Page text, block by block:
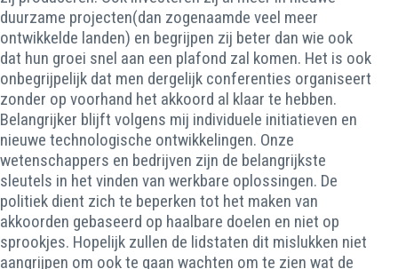
duurzame projecten(dan zogenaamde veel meer
ontwikkelde landen) en begrijpen zij beter dan wie ook
dat hun groei snel aan een plafond zal komen. Het is ook
onbegrijpelijk dat men dergelijk conferenties organiseert
zonder op voorhand het akkoord al klaar te hebben.
Belangrijker blijft volgens mij individuele initiatieven en
nieuwe technologische ontwikkelingen. Onze
wetenschappers en bedrijven zijn de belangrijkste
sleutels in het vinden van werkbare oplossingen. De
politiek dient zich te beperken tot het maken van
akkoorden gebaseerd op haalbare doelen en niet op
sprookjes. Hopelijk zullen de lidstaten dit mislukken niet
aangrijpen om ook te gaan wachten om te zien wat de